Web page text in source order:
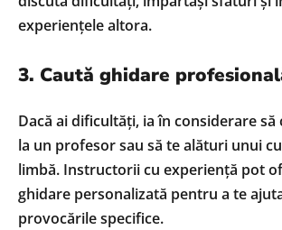
experiențele altora.
3. Caută ghidare
Dacă ai dificultăți, ia în considerare
la un profesor sau să te alături unui
limbă. Instructorii cu experiență pot
ghidare personalizată pentru a te
provocările specifice.